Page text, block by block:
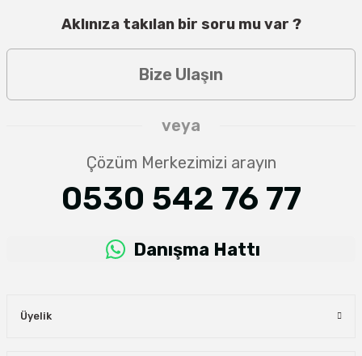
Aklınıza takılan bir soru mu var ?
Bize Ulaşın
veya
Çözüm Merkezimizi arayın
0530 542 76 77
Danışma Hattı
Üyelik